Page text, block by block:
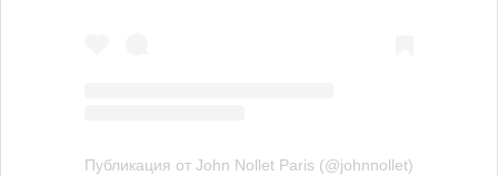
Публикация от John Nollet Paris (@johnnollet)